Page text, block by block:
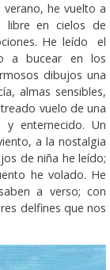
he vuelto a
libre en cielos de
He leído el
a bucear en los
dibujos una
almas sensibles,
vuelo de una
enternecido. Un
a la nostalgia
de niña he leído;
he volado. He
a verso; con
delfines que nos